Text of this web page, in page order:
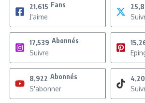
21,615 Fans
J'aime
17,539 Abonnés
Suivre
8,922 Abonnés
S'abonner